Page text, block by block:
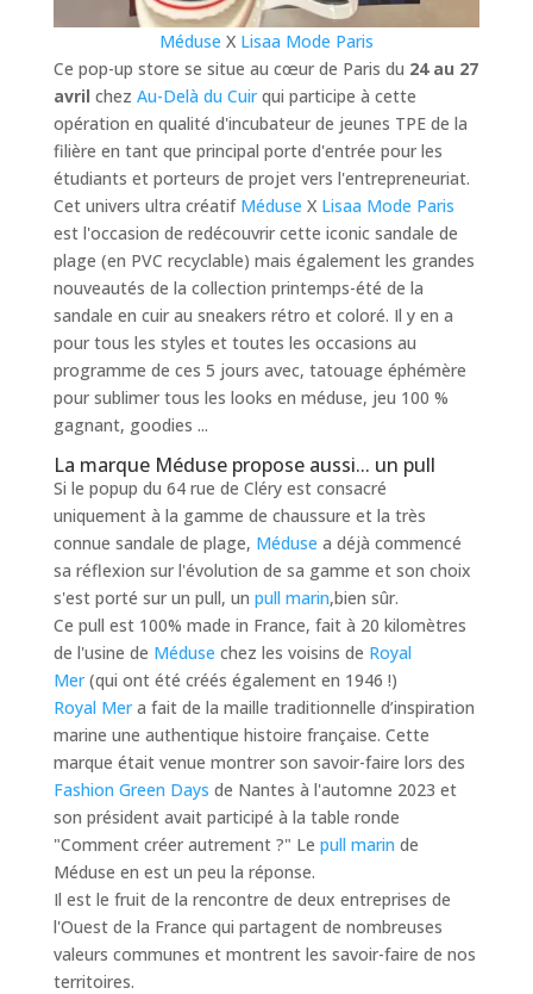
Méduse X Lisaa Mode Paris
Ce pop-up store se situe au cœur de Paris du 24 au 27
avril chez Au-Delà du Cuirqui participe à cette
opération en qualité d'incubateur de jeunes TPE de la
filière en tant que principal porte d'entrée pour les
étudiants et porteurs de projet vers l'entrepreneuriat.
Cet univers ultra créatif Méduse X Lisaa Mode Paris
est l'occasion de redécouvrir cette iconic sandale de
plage (en PVC recyclable) mais également les grandes
nouveautés de la collection printemps-été de la
sandale en cuir au sneakers rétro et coloré. Il y en a
pour tous les styles et toutes les occasions au
programme de ces 5 jours avec, tatouage éphémère
pour sublimer tous les looks en méduse, jeu 100 %
gagnant, goodies ...
La marque Méduse propose aussi... un pull
Si le popup du 64 rue de Cléry est consacré
uniquement à la gamme de chaussure et la très
connue sandale de plage, Méduse a déjà commencé
sa réflexion sur l'évolution de sa gamme et son choix
s'est porté sur un pull, un pull marin,bien sûr.
Ce pull est 100% made in France, fait à 20 kilomètres
de l'usine de Méduse chez les voisins de Royal
Mer(qui ont été créés également en 1946 !)
Royal Mera fait de la maille traditionnelle d’inspiration
marine une authentique histoire française. Cette
marque était venue montrer son savoir-faire lors des
Fashion Green Days de Nantes à l'automne 2023 et
son président avait participé à la table ronde
"Comment créer autrement ?" Le pull marin de
Méduse en est un peu la réponse.
Il est le fruit de la rencontre de deux entreprises de
l'Ouest de la France qui partagent de nombreuses
valeurs communes et montrent les savoir-faire de nos
territoires.